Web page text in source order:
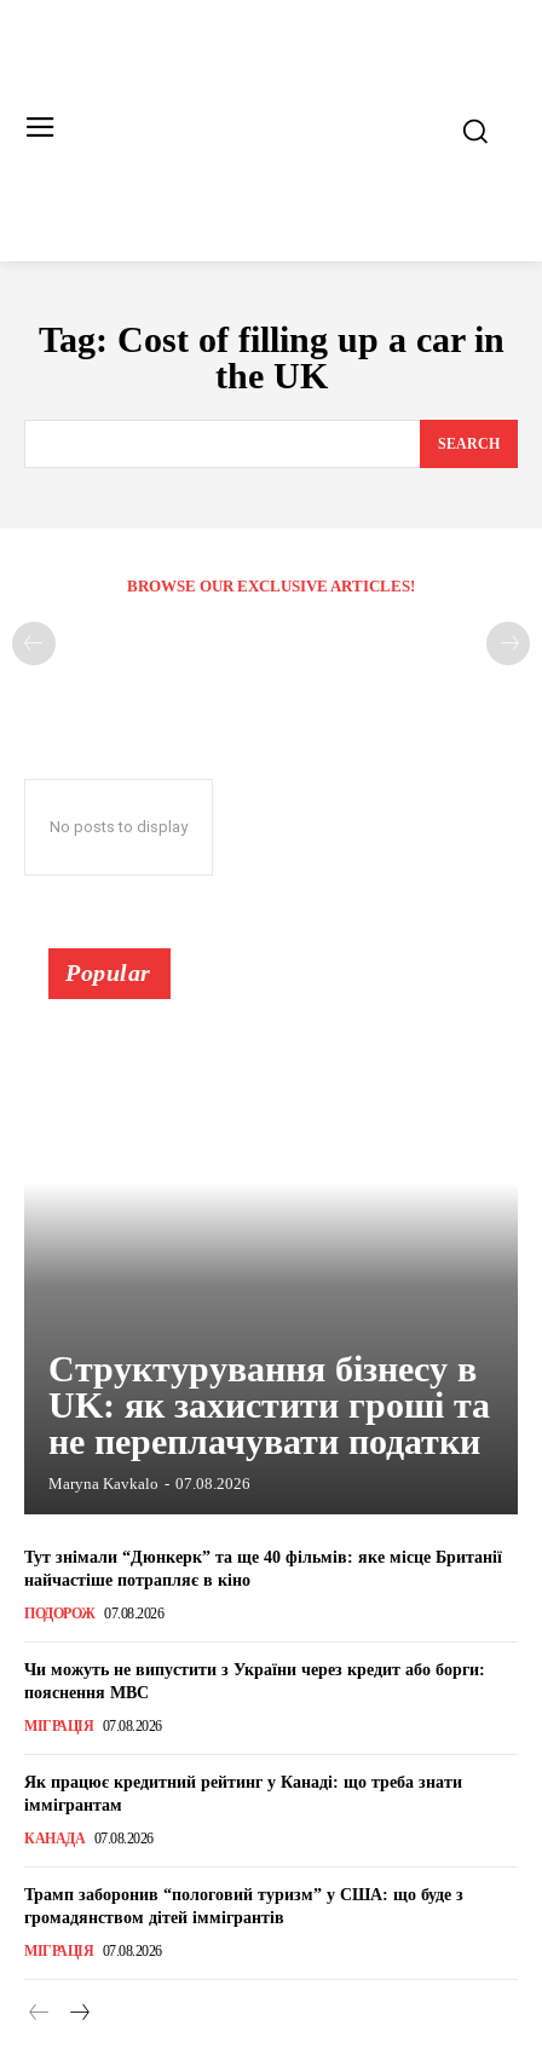
Tag: Cost of filling up a car in
the UK
SEARCH
BROWSE OUR EXCLUSIVE ARTICLES!
No posts to display
Popular
Структурування бізнесу в
UK: як захистити гроші та
не переплачувати податки
Maryna Kavkalo - 07.08.2026
Тут знімали “Дюнкерк” та ще 40 фільмів: яке місце Британії
найчастіше потрапляє в кіно
ПОДОРОЖ 07.08.2026
Чи можуть не випустити з України через кредит або борги:
пояснення МВС
МІГРАЦІЯ 07.08.2026
Як працює кредитний рейтинг у Канаді: що треба знати
іммігрантам
КАНАДА 07.08.2026
Трамп заборонив “пологовий туризм” у США: що буде з
громадянством дітей іммігрантів
МІГРАЦІЯ 07.08.2026